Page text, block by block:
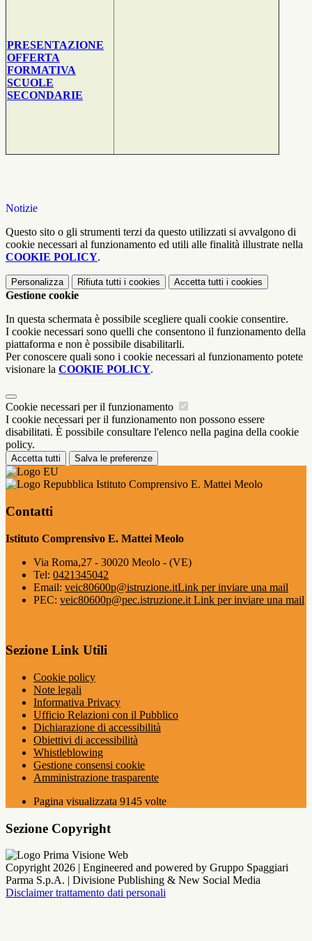
PRESENTAZIONE
OFFERTA
FORMATIVA
SCUOLE
SECONDARIE
Notizie
Questo sito o gli strumenti terzi da questo utilizzati si avvalgono di
cookie necessari al funzionamento ed utili alle finalità illustrate nella
COOKIE POLICY.
Personalizza Rifiuta tutti i cookies Accetta tutti i cookies
Gestione cookie
In questa schermata è possibile scegliere quali cookie consentire.
I cookie necessari sono quelli che consentono il funzionamento della
piattaforma e non è possibile disabilitarli.
Per conoscere quali sono i cookie necessari al funzionamento potete
visionare la COOKIE POLICY.
Cookie necessari per il funzionamento
I cookie necessari per il funzionamento non possono essere
disabilitati. È possibile consultare l'elenco nella pagina della cookie
policy.
Accetta tutti Salva le preferenze
Istituto Comprensivo E. Mattei Meolo
Contatti
Istituto Comprensivo E. Mattei Meolo
Via Roma,27 - 30020 Meolo - (VE)
Tel: 0421345042
Email: veic80600p@istruzione.itLink per inviare una mail
PEC: veic80600p@pec.istruzione.it Link per inviare una mail
Sezione Link Utili
Cookie policy
Note legali
Informativa Privacy
Ufficio Relazioni con il Pubblico
Dichiarazione di accessibilità
Obiettivi di accessibilità
Whistleblowing
Gestione consensi cookie
Amministrazione trasparente
Pagina visualizzata 9145 volte
Sezione Copyright
Copyright 2026 | Engineered and powered by Gruppo Spaggiari
Parma S.p.A. | Divisione Publishing & New Social Media
Disclaimer trattamento dati personali